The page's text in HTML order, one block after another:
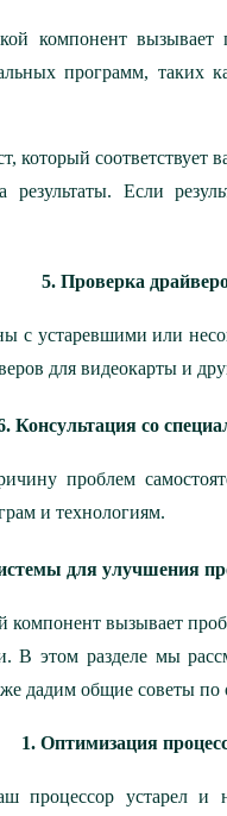
компонент
программ, таких
который соответствует
Если
5. Проверка
с устаревшими или
для видеокарты и
Консультация со
проблем
и технологиям.
для улучшения
компонент вызывает
В этом разделе мы
дадим общие советы
1. Оптимизация
процессор устарел и